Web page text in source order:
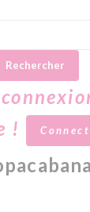
Rechercher
!